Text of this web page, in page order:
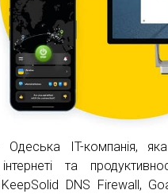
IT-компанія,
та
DNS Firewall,